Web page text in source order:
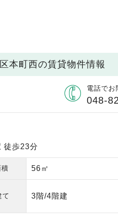
本町西の賃貸物件情報
電話でお
048-
徒歩23分
56㎡
て 3階/4階建